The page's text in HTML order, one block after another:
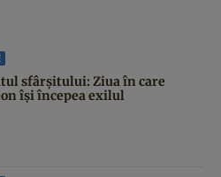
sfârşitului: Ziua în care
îşi începea exilul